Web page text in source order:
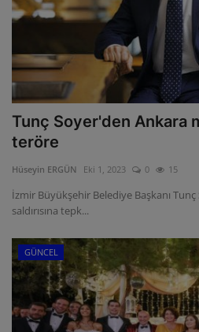
Tunç Soyer'den Ankara
teröre
Hüseyin ERGÜN Eki 1, 2023 0 15
İzmir Büyükşehir Belediye Başkanı
saldırısına tepk...
GÜNCEL